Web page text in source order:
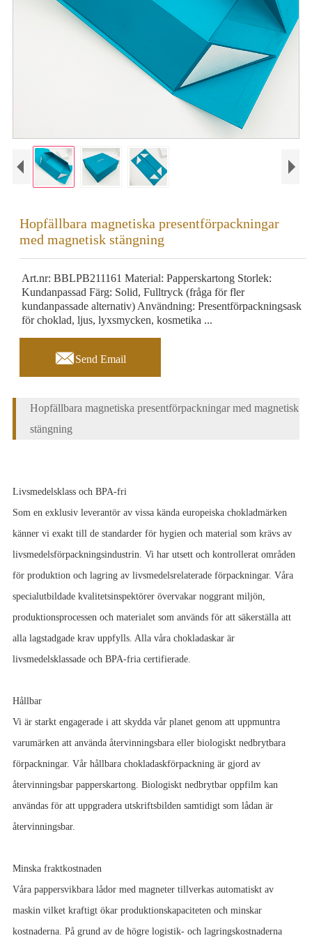
Hopfällbara magnetiska presentförpackningar
med magnetisk stängning
Art.nr: BBLPB211161 Material: Papperskartong Storlek:
Kundanpassad Färg: Solid, Fulltryck (fråga för fler
kundanpassade alternativ) Användning: Presentförpackningsask
för choklad, ljus, lyxsmycken, kosmetika ...
Send Email
Hopfällbara magnetiska presentförpackningar med magnetisk
stängning
Livsmedelsklass och BPA-fri
Som en exklusiv leverantör av vissa kända europeiska chokladmärken
känner vi exakt till de standarder för hygien och material som krävs av
livsmedelsförpackningsindustrin. Vi har utsett och kontrollerat områden
för produktion och lagring av livsmedelsrelaterade förpackningar. Våra
specialutbildade kvalitetsinspektörer övervakar noggrant miljön,
produktionsprocessen och materialet som används för att säkerställa att
alla lagstadgade krav uppfylls. Alla våra chokladaskar är
livsmedelsklassade och BPA-fria certifierade.
Hållbar
Vi är starkt engagerade i att skydda vår planet genom att uppmuntra
varumärken att använda återvinningsbara eller biologiskt nedbrytbara
förpackningar. Vår hållbara chokladaskförpackning är gjord av
återvinningsbar papperskartong. Biologiskt nedbrytbar oppfilm kan
användas för att uppgradera utskriftsbilden samtidigt som lådan är
återvinningsbar.
Minska fraktkostnaden
Våra pappersvikbara lådor med magneter tillverkas automatiskt av
maskin vilket kraftigt ökar produktionskapaciteten och minskar
kostnaderna. På grund av de högre logistik- och lagringskostnaderna